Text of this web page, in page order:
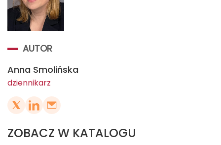
AUTOR
Anna Smolińska
dziennikarz
ZOBACZ W KATALOGU